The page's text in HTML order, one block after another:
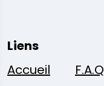
Liens
Accueil
F.A.Q